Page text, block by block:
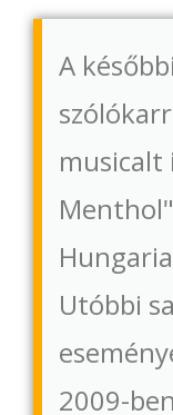
A
musicalt
Utóbbi
2009-